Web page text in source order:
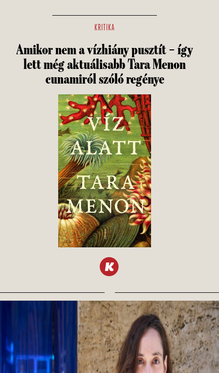
KRITIKA
Amikor nem a vízhiány pusztít – így
lett még aktuálisabb Tara Menon
cunamiról szóló regénye